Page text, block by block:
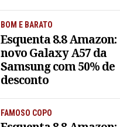
BOM E BARATO
Esquenta 8.8 Amazon:
novo Galaxy A57 da
Samsung com 50% de
desconto
FAMOSO COPO